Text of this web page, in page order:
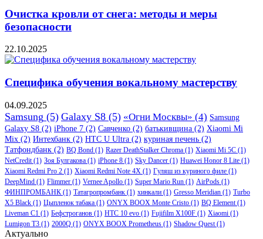
Очистка кровли от снега: методы и меры
безопасности
22.10.2025
Специфика обучения вокальному мастерству
04.09.2025
Samsung (5) Galaxy S8 (5) «Огни Москвы» (4) Samsung
Galaxy S8 (2) iPhone 7 (2) Савченко (2) батькивщина (2) Xiaomi Mi
Mix (2) Интехбанк (2) HTC U Ultra (2) куриная печень (2)
Татфондбанк (2) BQ Bond (1) Razer DeathStalker Chroma (1) Xiaomi Mi 5C (1)
NetCredit (1) Зоя Булгакова (1) iPhone 8 (1) Sky Dancer (1) Huawei Honor 8 Lite (1)
Xiaomi Redmi Pro 2 (1) Xiaomi Redmi Note 4X (1) Гуляш из куриного филе (1)
DeepMind (1) Flimmer (1) Vernee Apollo (1) Super Mario Run (1) AirPods (1)
ФИНПРОМБАНК (1) Татагропромбанк (1) хинкали (1) Gresso Meridian (1) Turbo
X5 Black (1) Цыпленок табака (1) ONYX BOOX Monte Cristo (1) BQ Element (1)
Liveman C1 (1) Бефстроганов (1) HTC 10 evo (1) Fujifilm X100F (1) Xiaomi (1)
Lumigon T3 (1) 2000Q (1) ONYX BOOX Prometheus (1) Shadow Quest (1)
Актуально